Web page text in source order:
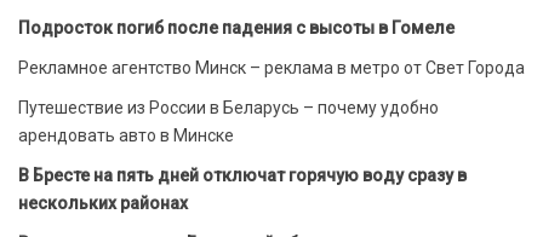
Подросток погиб после падения с высоты в Гомеле
Рекламное агентство Минск – реклама в метро от Свет Города
Путешествие из России в Беларусь – почему удобно
арендовать авто в Минске
В Бресте на пять дней отключат горячую воду сразу в
нескольких районах